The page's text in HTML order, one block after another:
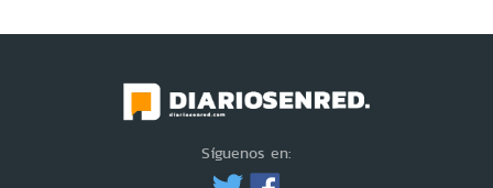
Síguenos en: